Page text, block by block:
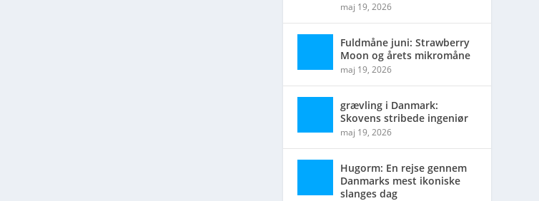
maj 19, 2026
Fuldmåne juni: Strawberry
Moon og årets mikromåne
maj 19, 2026
grævling i Danmark:
Skovens stribede ingeniør
maj 19, 2026
Hugorm: En rejse gennem
Danmarks mest ikoniske
slanges dag